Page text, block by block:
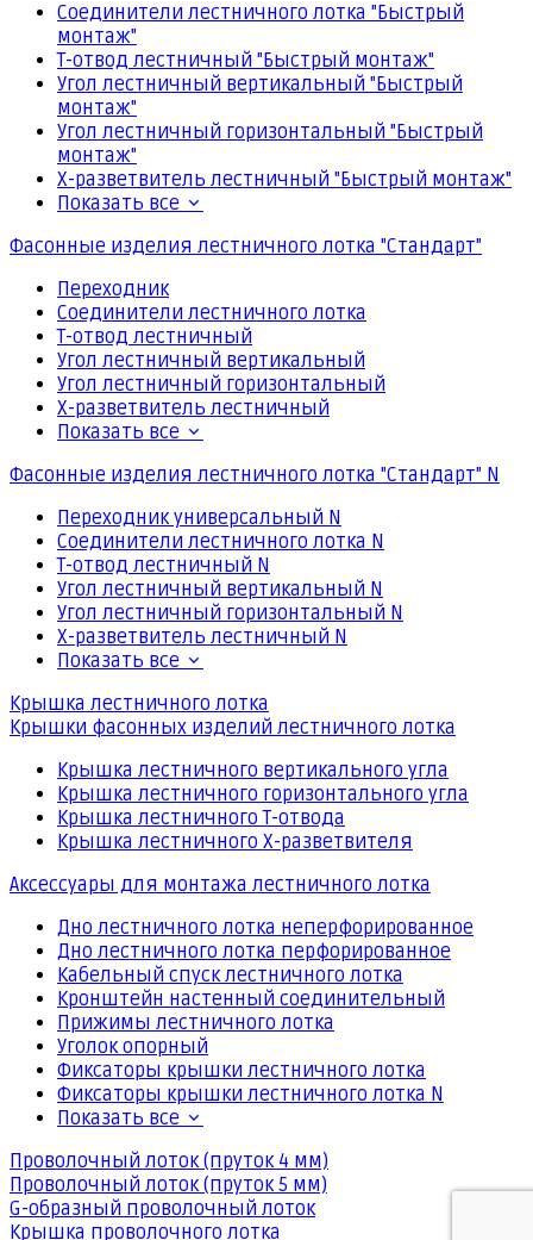
Соединители лестничного лотка "Быстрый
монтаж"
Т-отвод лестничный "Быстрый монтаж"
Угол лестничный вертикальный "Быстрый
монтаж"
Угол лестничный горизонтальный "Быстрый
монтаж"
Х-разветвитель лестничный "Быстрый монтаж"
Показать все
Фасонные изделия лестничного лотка "Стандарт"
Переходник
Соединители лестничного лотка
Т-отвод лестничный
Угол лестничный вертикальный
Угол лестничный горизонтальный
Х-разветвитель лестничный
Показать все
Фасонные изделия лестничного лотка "Стандарт" N
Переходник универсальный N
Соединители лестничного лотка N
Т-отвод лестничный N
Угол лестничный вертикальный N
Угол лестничный горизонтальный N
Х-разветвитель лестничный N
Показать все
Крышка лестничного лотка
Крышки фасонных изделий лестничного лотка
Крышка лестничного вертикального угла
Крышка лестничного горизонтального угла
Крышка лестничного Т-отвода
Крышка лестничного Х-разветвителя
Аксессуары для монтажа лестничного лотка
Дно лестничного лотка неперфорированное
Дно лестничного лотка перфорированное
Кабельный спуск лестничного лотка
Кронштейн настенный соединительный
Прижимы лестничного лотка
Уголок опорный
Фиксаторы крышки лестничного лотка
Фиксаторы крышки лестничного лотка N
Показать все
Проволочный лоток (пруток 4 мм)
Проволочный лоток (пруток 5 мм)
G-образный проволочный лоток
Крышка проволочного лотка